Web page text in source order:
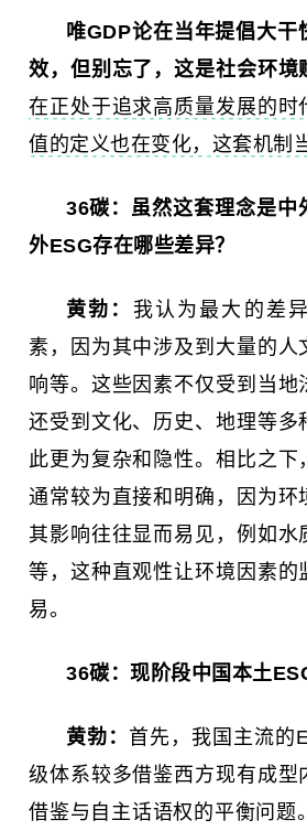
唯GDP论在当年提倡大干
效，但别忘了，这是社会环境
在正处于追求高质量发展的时
值的定义也在变化，这套机制
36碳： 虽然这套理念是中
外ESG存在哪些差异？
黄勃： 我认为最大的差
素，因为其中涉及到大量的人
响等。这些因素不仅受到当地
还受到文化、历史、地理等多
此更为复杂和隐性。相比之下
通常较为直接和明确，因为环
其影响往往显而易见，例如水
等，这种直观性让环境因素的
易。
36碳： 现阶段中国本土
黄勃： 首先，我国主流的
级体系较多借鉴西方现有成型
借鉴与自主话语权的平衡问题